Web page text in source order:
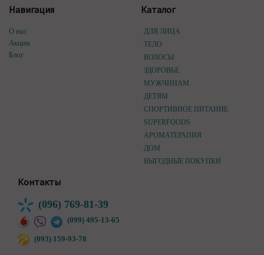
Навигация
О нас
Акции
Блог
Каталог
ДЛЯ ЛИЦА
ТЕЛО
ВОЛОСЫ
ЗДОРОВЬЕ
МУЖЧИНАМ
ДЕТЯМ
СПОРТИВНОЕ ПИТАНИЕ
SUPERFOODS
АРОМАТЕРАПИЯ
ДОМ
ВЫГОДНЫЕ ПОКУПКИ
Контакты
(096) 769-81-39
(099) 495-13-65
(093) 159-93-78